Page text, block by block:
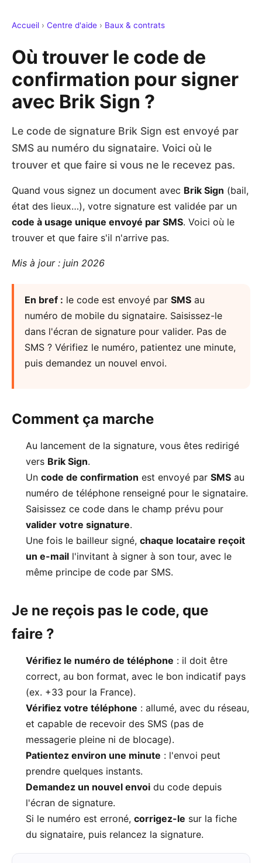
Accueil › Centre d'aide › Baux & contrats
Où trouver le code de
confirmation pour signer
avec Brik Sign ?
Le code de signature Brik Sign est envoyé par
SMS au numéro du signataire. Voici où le
trouver et que faire si vous ne le recevez pas.
Quand vous signez un document avec Brik Sign (bail,
état des lieux…), votre signature est validée par un
code à usage unique envoyé par SMS. Voici où le
trouver et que faire s'il n'arrive pas.
Mis à jour : juin 2026
En bref : le code est envoyé par SMS au
numéro de mobile du signataire. Saisissez-le
dans l'écran de signature pour valider. Pas de
SMS ? Vérifiez le numéro, patientez une minute,
puis demandez un nouvel envoi.
Comment ça marche
Au lancement de la signature, vous êtes redirigé
vers Brik Sign.
Un code de confirmation est envoyé par SMS au
numéro de téléphone renseigné pour le signataire.
Saisissez ce code dans le champ prévu pour
valider votre signature.
Une fois le bailleur signé, chaque locataire reçoit
un e-mail l'invitant à signer à son tour, avec le
même principe de code par SMS.
Je ne reçois pas le code, que
faire ?
Vérifiez le numéro de téléphone : il doit être
correct, au bon format, avec le bon indicatif pays
(ex. +33 pour la France).
Vérifiez votre téléphone : allumé, avec du réseau,
et capable de recevoir des SMS (pas de
messagerie pleine ni de blocage).
Patientez environ une minute : l'envoi peut
prendre quelques instants.
Demandez un nouvel envoi du code depuis
l'écran de signature.
Si le numéro est erroné, corrigez-le sur la fiche
du signataire, puis relancez la signature.